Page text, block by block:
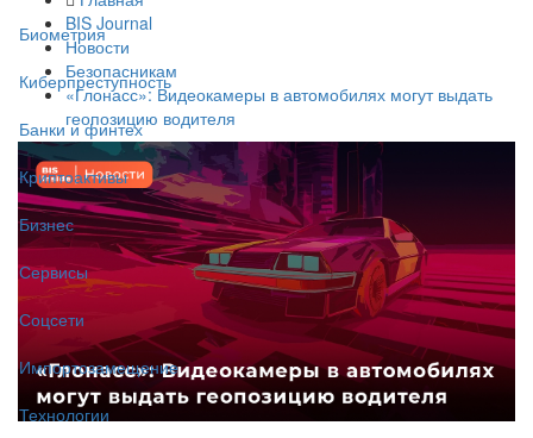
Биометрия
Киберпреступность
Банки и финтех
Криптоактивы
Бизнес
Сервисы
Соцсети
Импортозамещение
Технологии
BIS Journal
Новости
Безопасникам
«Глонасс»: Видеокамеры в автомобилях могут выдать
геопозицию водителя